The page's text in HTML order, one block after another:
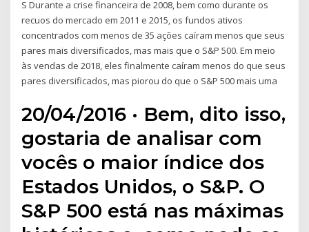
S Durante a crise financeira de 2008, bem como durante os
recuos do mercado em 2011 e 2015, os fundos ativos
concentrados com menos de 35 ações caíram menos que seus
pares mais diversificados, mas mais que o S&P 500. Em meio
às vendas de 2018, eles finalmente caíram menos do que seus
pares diversificados, mas piorou do que o S&P 500 mais uma
20/04/2016 · Bem, dito isso,
gostaria de analisar com
vocês o maior índice dos
Estados Unidos, o S&P. O
S&P 500 está nas máximas